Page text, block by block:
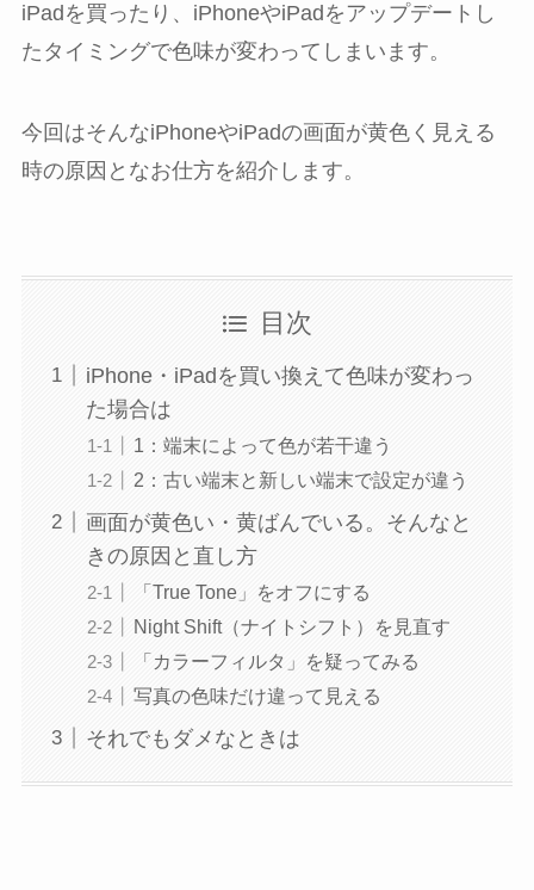
iPadを買ったり、iPhoneやiPadをアップデートし
たタイミングで色味が変わってしまいます。
今回はそんなiPhoneやiPadの画面が黄色く見える
時の原因となお仕方を紹介します。
目次
iPhone・iPadを買い換えて色味が変わっ
た場合は
1：端末によって色が若干違う
2：古い端末と新しい端末で設定が違う
画面が黄色い・黄ばんでいる。そんなと
きの原因と直し方
「True Tone」をオフにする
Night Shift（ナイトシフト）を見直す
「カラーフィルタ」を疑ってみる
写真の色味だけ違って見える
それでもダメなときは